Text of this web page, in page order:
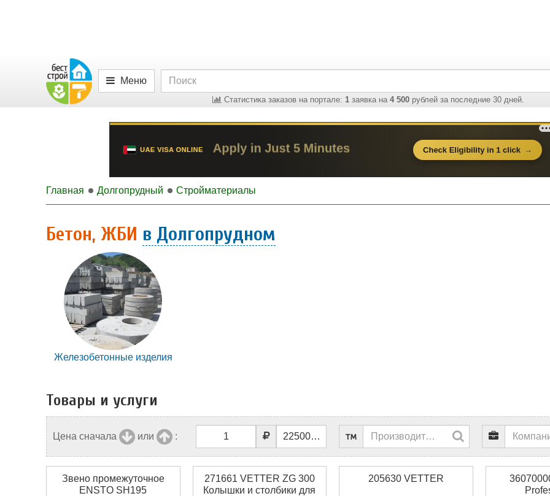
Меню
Статистика заказов на портале: 1заявка на 4 500рублей за последние 30 дней.
Главная Долгопрудный Стройматериалы
Бетон, ЖБИ в Долгопрудном
Железобетонные изделия
Товары и услуги
Цена сначала или :
Звено промежуточное
ENSTO SH195
271661 VETTER ZG 300
Колышки и столбики для
205630 VETTER